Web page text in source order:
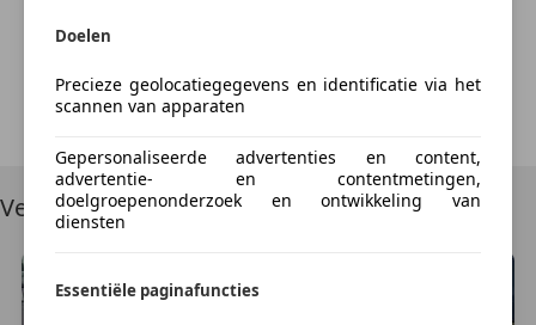
Side Impact Protection System
Overig
Elektrische ramen achter
nationale autopas
toerenteller
We're sorry, but something unexpected happened.
Try Again
Vergelijkbare voertuigen
Doelen
Precieze geolocatiegegevens en identificatie via het
scannen van apparaten
Gepersonaliseerde advertenties en content,
advertentie- en contentmetingen,
doelgroepenonderzoek en ontwikkeling van
diensten
Essentiële paginafuncties